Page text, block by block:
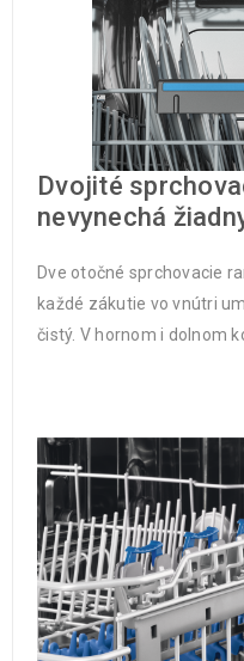
Dvojité
nevynechá
Dve otočné sprchovacie
každé zákutie vo vnútri
čistý. V hornom i dolnom